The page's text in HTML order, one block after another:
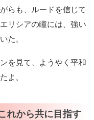
らも、ルードを信じて
リシアの瞳には、強い
た。
を見て、ようやく平和
よ。
れから共に目指す